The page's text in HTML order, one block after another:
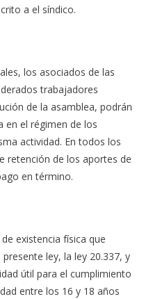
a el síndico.
los asociados de las
trabajadores
de la asamblea, podrán
en el régimen de los
actividad. En todos los
retención de los aportes de
en término.
existencia física que
ley, la ley 20.337, y
útil para el cumplimiento
entre los 16 y 18 años